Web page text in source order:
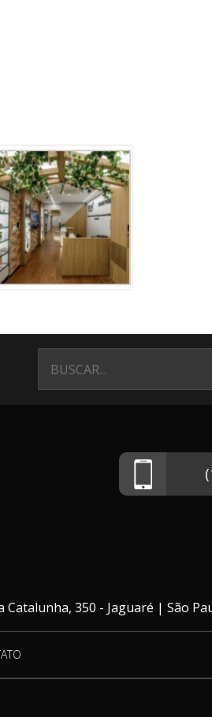
Catalunha, 350 - Jaguaré | São